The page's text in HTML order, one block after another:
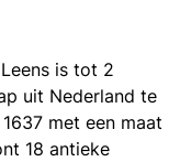
is tot 2
uit Nederland te
met een maat
18 antieke